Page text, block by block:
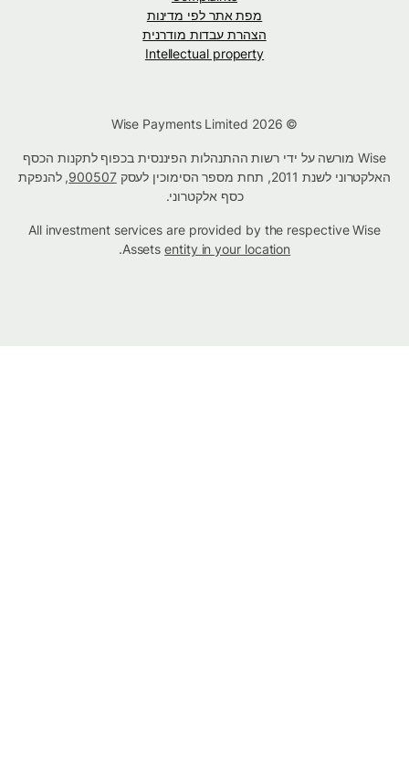
מפת אתר לפי מדינות
הצהרת עבדות מודרנית
Intellectual property
Wise מורשה על ידי רשות ההתנהלות הפיננסית בכפוף לתקנות הכסף
האלקטרוני לשנת 2011, תחת מספר הסימוכין לעסק
900507, להנפקת
כסף אלקטרוני.
All investment services are provided by the respective Wise
Assetsentity in your location
.